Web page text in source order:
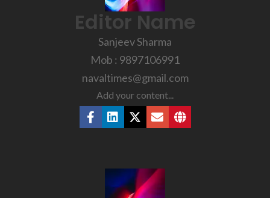
Editor Name
Sanjeev Sharma
Mob : 9897106991
navaltimes@gmail.com
Add your content...